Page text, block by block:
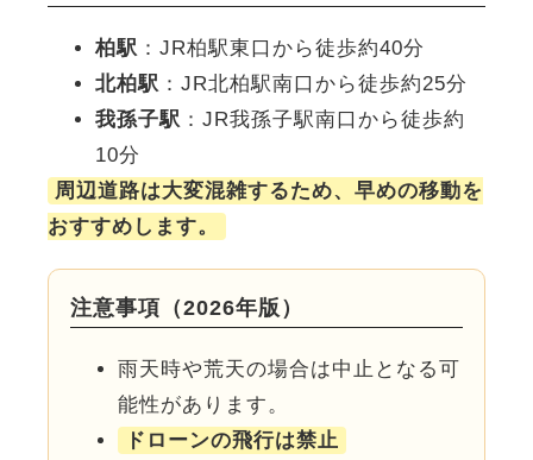
柏駅 ：JR柏駅東口から徒歩約40分
北柏駅 ：JR北柏駅南口から徒歩約25分
我孫子駅 ：JR我孫子駅南口から徒歩約
10分
周辺道路は大変混雑するため、早めの移動を
おすすめします。
注意事項（2026年版）
雨天時や荒天の場合は中止となる可
能性があります。
ドローンの飛行は禁止